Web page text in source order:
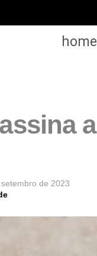
home
de 2023